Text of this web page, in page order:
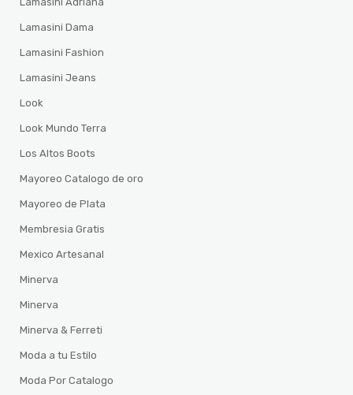
Lamasini Dama
Lamasini Fashion
Lamasini Jeans
Look
Look Mundo Terra
Los Altos Boots
Mayoreo Catalogo de oro
Mayoreo de Plata
Membresia Gratis
Mexico Artesanal
Minerva
Minerva
Minerva & Ferreti
Moda a tu Estilo
Moda Por Catalogo